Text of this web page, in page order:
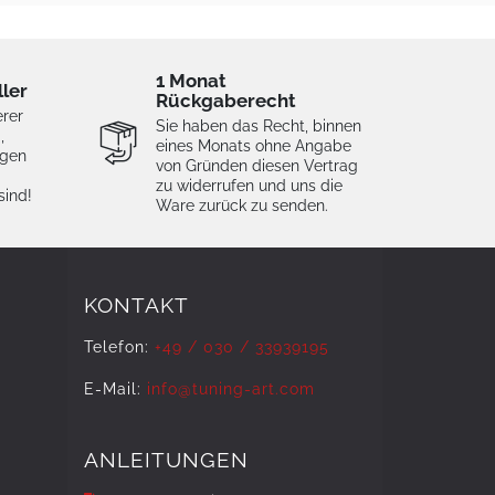
1 Monat
Rückgaberecht
Sie haben das Recht, binnen
eines Monats ohne Angabe
von Gründen diesen Vertrag
zu widerrufen und uns die
Ware zurück zu senden.
KONTAKT
Telefon: +49 / 030 / 33939195
E-Mail: info@tuning-art.com
ANLEITUNGEN